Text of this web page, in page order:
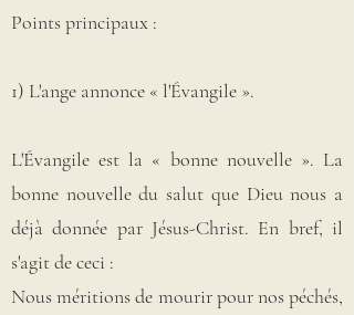
Points principaux :
1) L'ange annonce « l'Évangile ».
L'Évangile est la « bonne nouvelle ». La
bonne nouvelle du salut que Dieu nous a
déjà donnée par Jésus-Christ. En bref, il
s'agit de ceci :
Nous méritions de mourir pour nos péchés,